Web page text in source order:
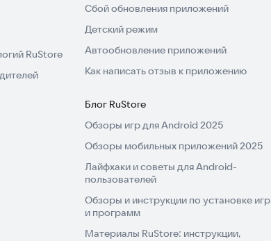
RuStore
Сбой обновления приложений
Детский режим
Автообновление приложений
Как написать отзыв к приложению
Блог RuStore
Обзоры игр для Android 2025
Обзоры мобильных приложений 2025
Лайфхаки и советы для Android-
пользователей
Обзоры и инструкции по установке игр
и программ
Материалы RuStore: инструкции,